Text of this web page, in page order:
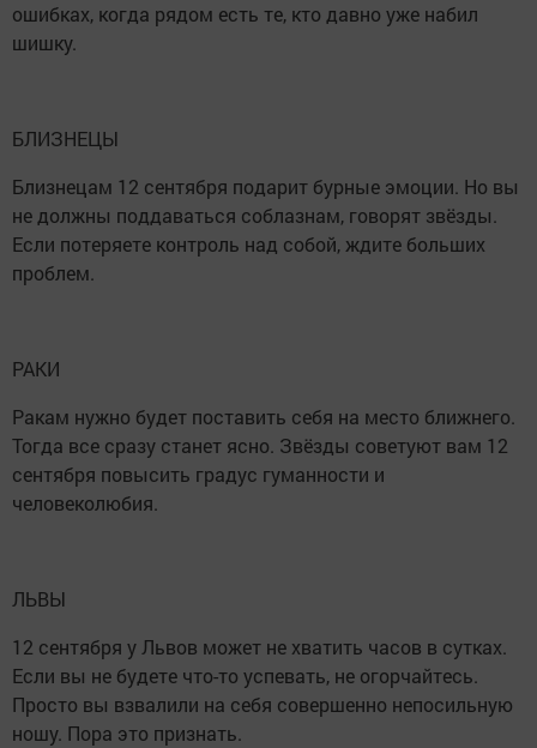
ошибках, когда рядом есть те, кто давно уже набил
шишку.
БЛИЗНЕЦЫ
Близнецам 12 сентября подарит бурные эмоции. Но вы
не должны поддаваться соблазнам, говорят звёзды.
Если потеряете контроль над собой, ждите больших
проблем.
РАКИ
Ракам нужно будет поставить себя на место ближнего.
Тогда все сразу станет ясно. Звёзды советуют вам 12
сентября повысить градус гуманности и
человеколюбия.
ЛЬВЫ
12 сентября у Львов может не хватить часов в сутках.
Если вы не будете что-то успевать, не огорчайтесь.
Просто вы взвалили на себя совершенно непосильную
ношу. Пора это признать.